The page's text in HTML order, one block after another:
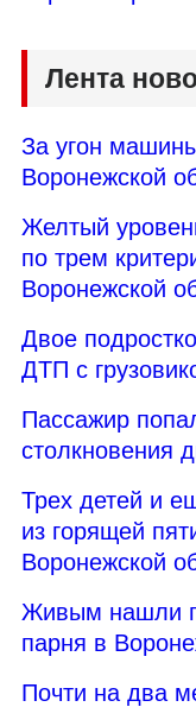
Лента
За угон
Воронежской
Желтый
по трем
Воронежской
Двое
ДТП с
Пассажир
столкновения
Трех детей и
из горящей
Воронежской
Живым нашли
парня в
Почти на два